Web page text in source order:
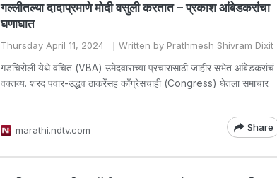
गल्लीतल्या दादाप्रमाणे मोदी वसुली करतात – प्रकाश आंबेडकरांचा
घणाघात
Thursday April 11, 2024 Written by Prathmesh Shivram Dixit
गडचिरोली येथे वंचित (VBA) उमेदवाराच्या प्रचारासाठी जाहीर सभेत आंबेडकरांचं
वक्तव्य. शरद पवार-उद्धव ठाकरेंसह काँग्रेसचाही (Congress) घेतला समाचार
marathi.ndtv.com Share